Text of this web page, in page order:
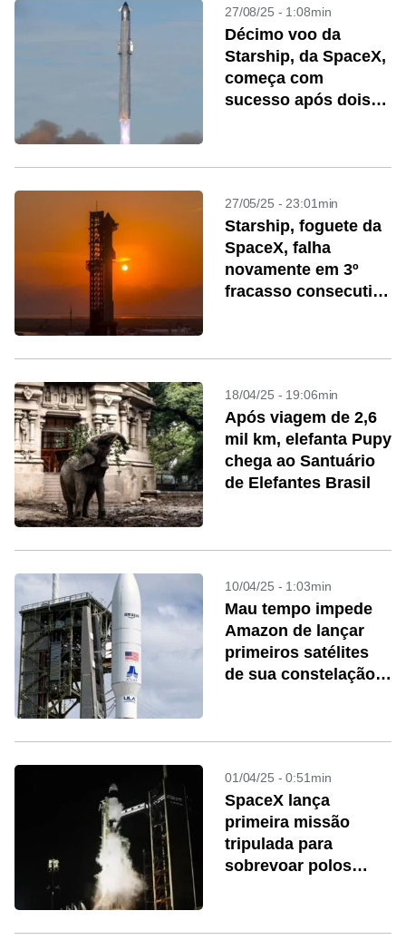
27/08/25 - 1:08min
Décimo voo da
Starship, da SpaceX,
começa com
sucesso após dois
27/05/25 - 23:01min
Starship, foguete da
SpaceX, falha
novamente em 3º
fracasso consecutivo
18/04/25 - 19:06min
Após viagem de 2,6
mil km, elefanta Pupy
chega ao Santuário
de Elefantes Brasil
10/04/25 - 1:03min
Mau tempo impede
Amazon de lançar
primeiros satélites
de sua constelação à
01/04/25 - 0:51min
SpaceX lança
primeira missão
tripulada para
sobrevoar polos